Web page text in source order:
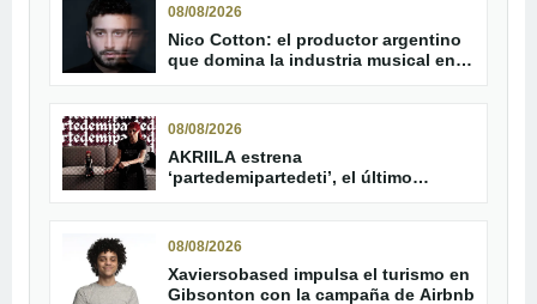
08/08/2026
Nico Cotton: el productor argentino
que domina la industria musical en
08/08/2026
AKRIILA estrena
‘partedemipartedeti’, el último
08/08/2026
Xaviersobased impulsa el turismo en
Gibsonton con la campaña de Airbnb